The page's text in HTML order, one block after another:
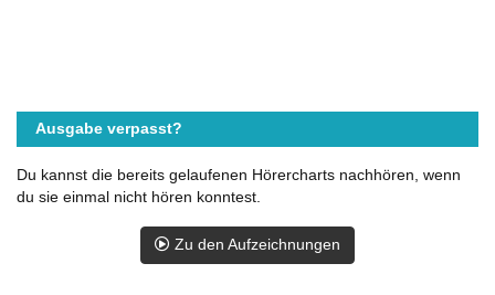
Ausgabe verpasst?
Du kannst die bereits gelaufenen Hörercharts nachhören, wenn
du sie einmal nicht hören konntest.
Zu den Aufzeichnungen